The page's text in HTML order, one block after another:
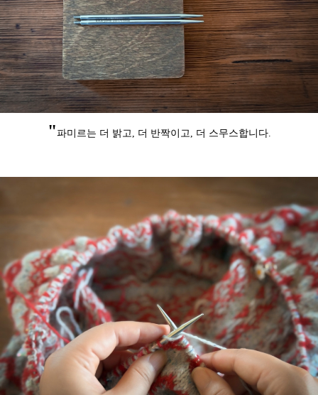
"파미르는 더 밝고, 더 반짝이고, 더 스무스합니다.